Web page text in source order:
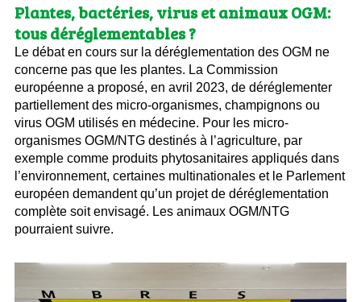
Plantes, bactéries, virus et animaux OGM:
tous déréglementables ?
Le débat en cours sur la déréglementation des OGM ne
concerne pas que les plantes. La Commission
européenne a proposé, en avril 2023, de déréglementer
partiellement des micro-organismes, champignons ou
virus OGM utilisés en médecine. Pour les micro-
organismes OGM/NTG destinés à l’agriculture, par
exemple comme produits phytosanitaires appliqués dans
l’environnement, certaines multinationales et le Parlement
européen demandent qu’un projet de déréglementation
complète soit envisagé. Les animaux OGM/NTG
pourraient suivre.